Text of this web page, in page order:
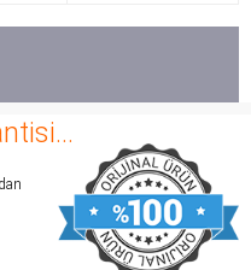
ilgililerdi ve lenslerde
içimi rahatlattılar.
Siparişimden sonra beni
arayıp ürünlerin tedarik
aşamasında olduklarını
ve haftaya ellerine